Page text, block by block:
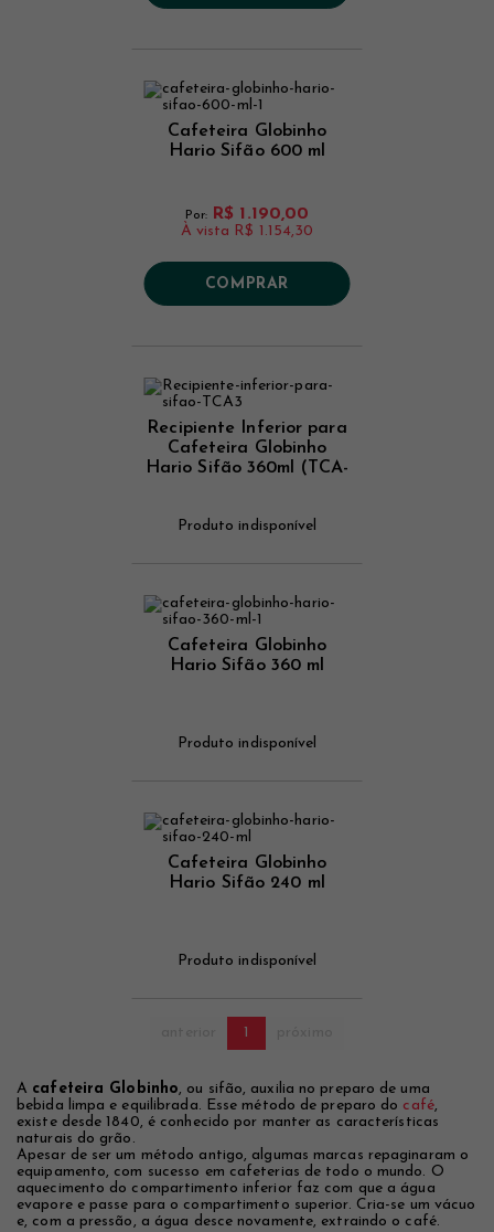
Cafeteira Globinho
Hario Sifão 600 ml
Por: R$ 1.190,00
À vista R$ 1.154,30
COMPRAR
Recipiente Inferior para
Cafeteira Globinho
Hario Sifão 360ml (TCA-
Produto indisponível
Cafeteira Globinho
Hario Sifão 360 ml
Produto indisponível
Cafeteira Globinho
Hario Sifão 240 ml
Produto indisponível
1
A cafeteira Globinho, ou sifão, auxilia no preparo de uma
bebida limpa e equilibrada. Esse método de preparo do café,
existe desde 1840, é conhecido por manter as características
naturais do grão.
Apesar de ser um método antigo, algumas marcas repaginaram o
equipamento, com sucesso em cafeterias de todo o mundo. O
aquecimento do compartimento inferior faz com que a água
evapore e passe para o compartimento superior. Cria-se um vácuo
e, com a pressão, a água desce novamente, extraindo o café.